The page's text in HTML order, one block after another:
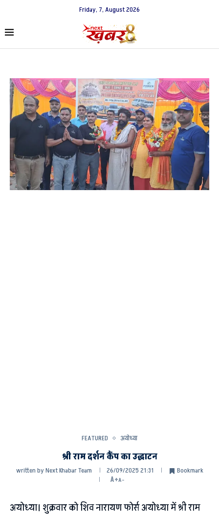
Friday, 7, August 2026
FEATURED अयोध्या
श्री राम दर्शन कैंप का उद्घाटन
written byNext Khabar Team 26/09/2025 21:31
Bookmark
A+A-
अयोध्या। शुक्रवार को शिव नारायण फोर्स अयोध्या में श्री राम